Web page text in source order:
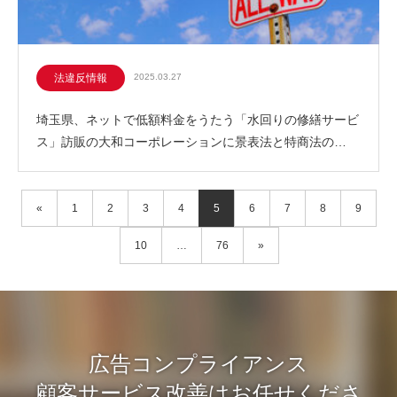
法違反情報 2025.03.27
埼玉県、ネットで低額料金をうたう「水回りの修繕サービ
ス」訪販の大和コーポレーションに景表法と特商法の…
« 1 2 3 4 5 6 7 8 9
10 … 76 »
広告コンプライアンス